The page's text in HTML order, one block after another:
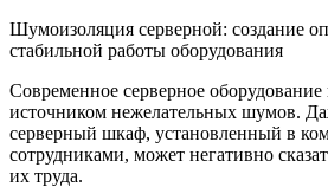
Шумоизоляция серверной: создание
стабильной работы оборудования
Современное серверное оборудование
источником нежелательных шумов.
серверный шкаф, установленный в
сотрудниками, может негативно
их труда.